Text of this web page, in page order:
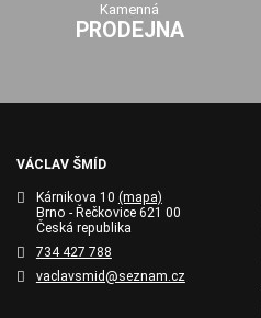
Kamenná
PRODEJNA
VÁCLAV ŠMÍD
Kárnikova 10 (mapa)
Brno - Řečkovice 621 00
Česká republika
734 427 788
vaclavsmid@seznam.cz